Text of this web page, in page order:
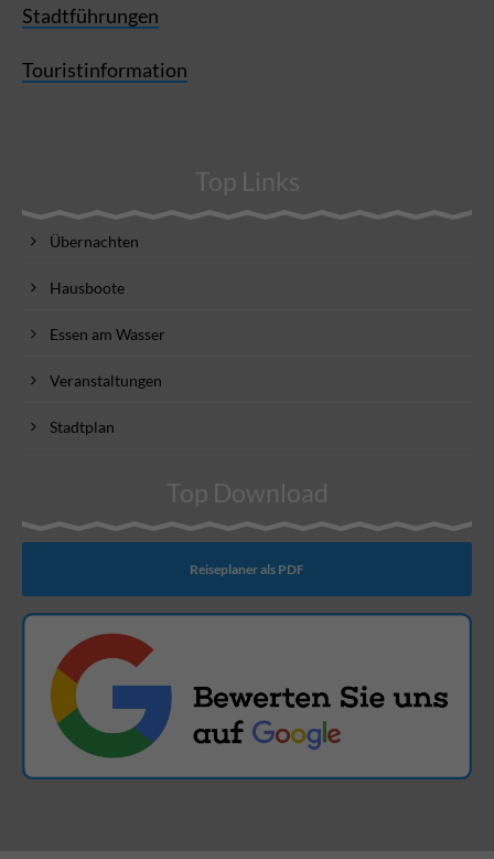
Stadtführungen
Touristinformation
Top Links
Übernachten
Hausboote
Essen am Wasser
Veranstaltungen
Stadtplan
Top Download
Reiseplaner als PDF